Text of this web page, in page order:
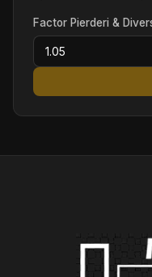
Factor Pierderi &